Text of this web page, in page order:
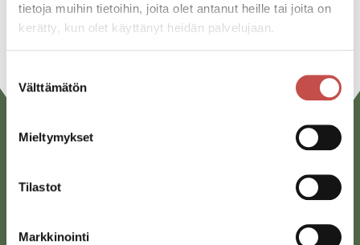
tietoja muihin tietoihin, joita olet antanut heille tai joita on
kerätty, kun olet käyttänyt heidän palvelujaan.
valinta
Välttämätön
Mieltymykset
Tilastot
Markkinointi
URL